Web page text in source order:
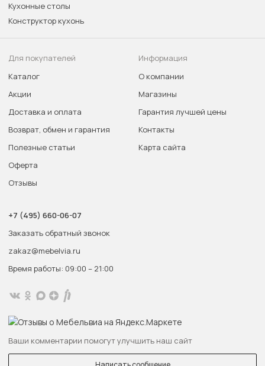
Кухонные столы
Конструктор кухонь
Для покупателей
Каталог
Акции
Доставка и оплата
Возврат, обмен и гарантия
Полезные статьи
Оферта
Отзывы
Информация
О компании
Магазины
Гарантия лучшей цены
Контакты
Карта сайта
+7 (495) 660-06-07
Заказать обратный звонок
zakaz@mebelvia.ru
Время работы: 09:00 – 21:00
Ваши комментарии помогут улучшить наш сайт